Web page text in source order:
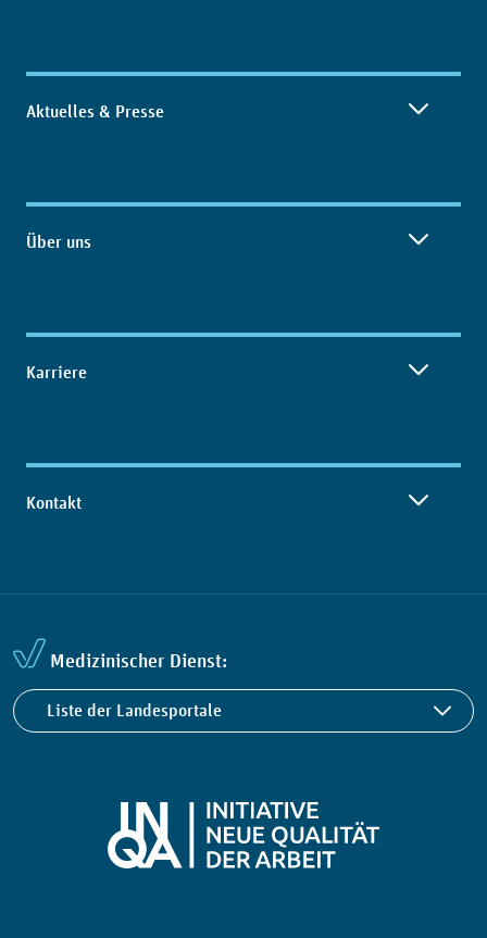
Aktuelles & Presse
Über uns
Karriere
Kontakt
Medizinischer Dienst:
Liste der Landesportale